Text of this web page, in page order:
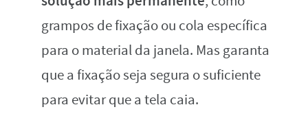
grampos de fixação ou cola específica
para o material da janela. Mas garanta
que a fixação seja segura o suficiente
para evitar que a tela caia.